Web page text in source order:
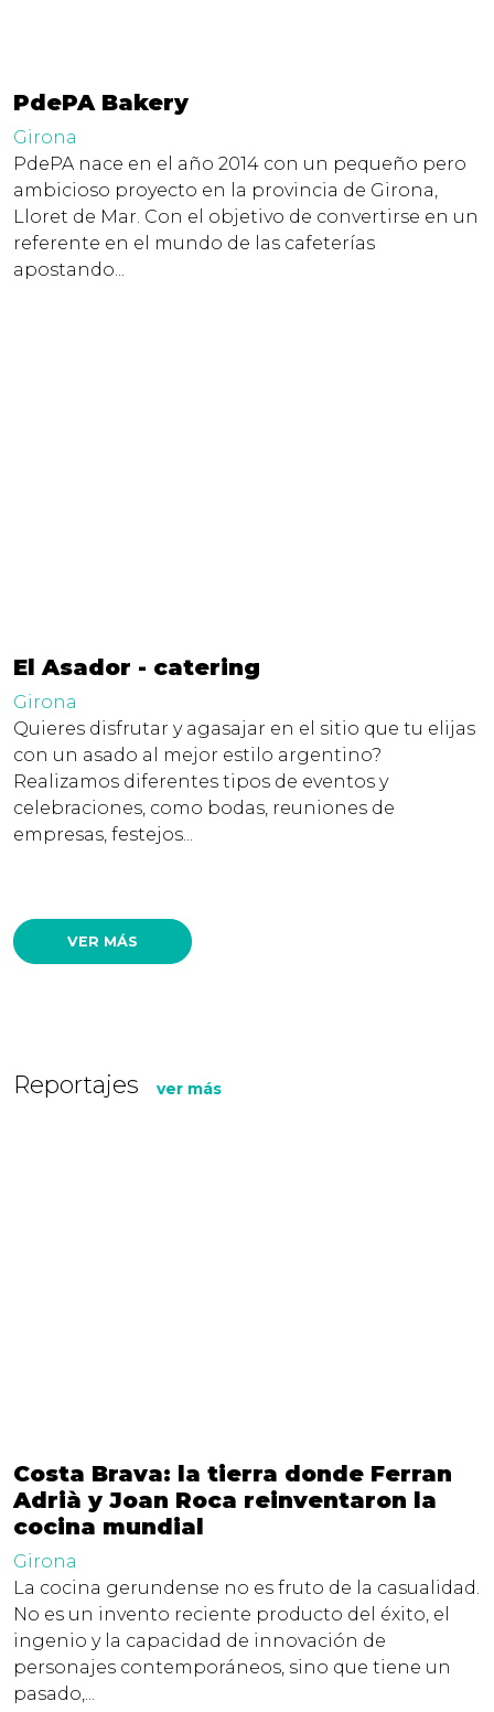
PdePA Bakery
Girona
PdePA nace en el año 2014 con un pequeño pero
ambicioso proyecto en la provincia de Girona,
Lloret de Mar. Con el objetivo de convertirse en un
referente en el mundo de las cafeterías
apostando...
El Asador - catering
Girona
Quieres disfrutar y agasajar en el sitio que tu elijas
con un asado al mejor estilo argentino?
Realizamos diferentes tipos de eventos y
celebraciones, como bodas, reuniones de
empresas, festejos...
VER MÁS
Reportajes ver más
Costa Brava: la tierra donde Ferran
Adrià y Joan Roca reinventaron la
cocina mundial
Girona
La cocina gerundense no es fruto de la casualidad.
No es un invento reciente producto del éxito, el
ingenio y la capacidad de innovación de
personajes contemporáneos, sino que tiene un
pasado,...